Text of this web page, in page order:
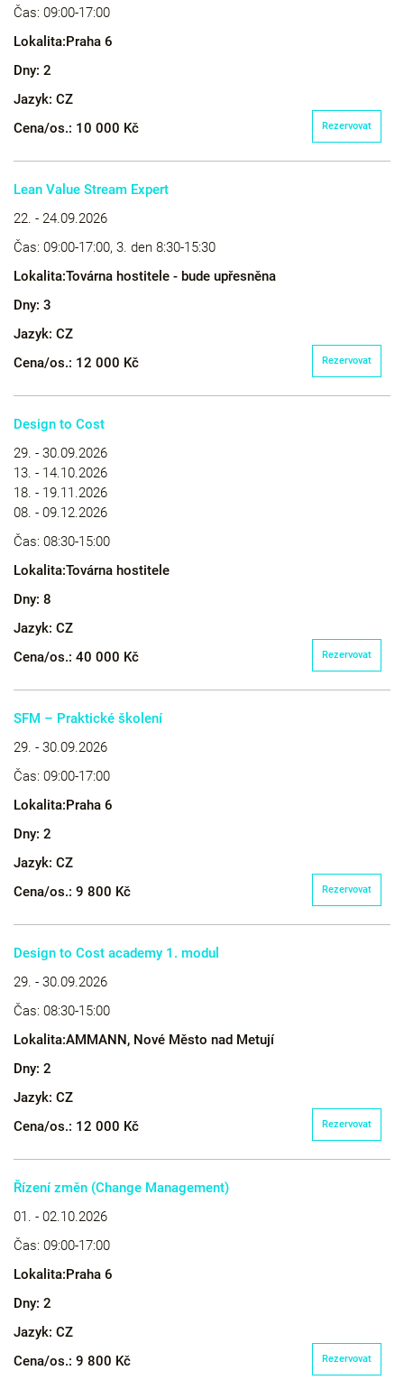
Čas: 09:00-17:00
Lokalita:Praha 6
Dny: 2
Jazyk: CZ
Cena/os.: 10 000 Kč Rezervovat
Lean Value Stream Expert
22. - 24.09.2026
Čas: 09:00-17:00, 3. den 8:30-15:30
Lokalita:Továrna hostitele - bude upřesněna
Dny: 3
Jazyk: CZ
Cena/os.: 12 000 Kč Rezervovat
Design to Cost
29. - 30.09.2026
13. - 14.10.2026
18. - 19.11.2026
08. - 09.12.2026
Čas: 08:30-15:00
Lokalita:Továrna hostitele
Dny: 8
Jazyk: CZ
Cena/os.: 40 000 Kč Rezervovat
SFM – Praktické školení
29. - 30.09.2026
Čas: 09:00-17:00
Lokalita:Praha 6
Dny: 2
Jazyk: CZ
Cena/os.: 9 800 Kč Rezervovat
Design to Cost academy 1. modul
29. - 30.09.2026
Čas: 08:30-15:00
Lokalita:AMMANN, Nové Město nad Metují
Dny: 2
Jazyk: CZ
Cena/os.: 12 000 Kč Rezervovat
Řízení změn (Change Management)
01. - 02.10.2026
Čas: 09:00-17:00
Lokalita:Praha 6
Dny: 2
Jazyk: CZ
Cena/os.: 9 800 Kč Rezervovat